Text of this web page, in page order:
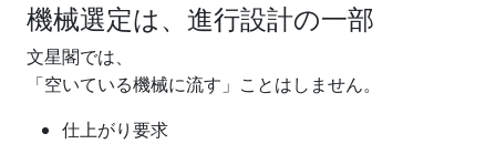
機械選定は、進行設計の一部
文星閣では、
「空いている機械に流す」ことはしません。
仕上がり要求